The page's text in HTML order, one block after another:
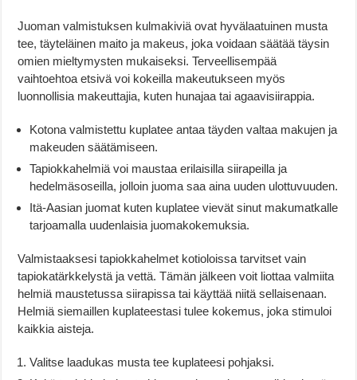
Juoman valmistuksen kulmakiviä ovat hyvälaatuinen musta
tee, täyteläinen maito ja makeus, joka voidaan säätää täysin
omien mieltymysten mukaiseksi. Terveellisempää
vaihtoehtoa etsivä voi kokeilla makeutukseen myös
luonnollisia makeuttajia, kuten hunajaa tai agaavisiirappia.
Kotona valmistettu kuplatee antaa täyden valtaa makujen ja
makeuden säätämiseen.
Tapiokkahelmiä voi maustaa erilaisilla siirapeilla ja
hedelmäsoseilla, jolloin juoma saa aina uuden ulottuvuuden.
Itä-Aasian juomat kuten kuplatee vievät sinut makumatkalle
tarjoamalla uudenlaisia juomakokemuksia.
Valmistaaksesi tapiokkahelmet kotioloissa tarvitset vain
tapiokatärkkelystä ja vettä. Tämän jälkeen voit liottaa valmiita
helmiä maustetussa siirapissa tai käyttää niitä sellaisenaan.
Helmiä siemaillen kuplateestasi tulee kokemus, joka stimuloi
kaikkia aisteja.
Valitse laadukas musta tee kuplateesi pohjaksi.